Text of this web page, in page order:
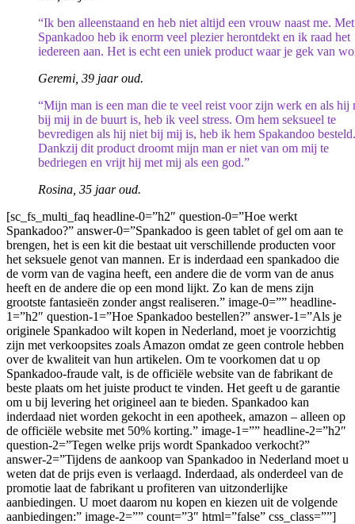
“Ik ben alleenstaand en heb niet altijd een vrouw naast me. Met
Spankadoo heb ik enorm veel plezier herontdekt en ik raad het
iedereen aan. Het is echt een uniek product waar je gek van
Geremi, 39 jaar oud.
“Mijn man is een man die te veel reist voor zijn werk en als hij
bij mij in de buurt is, heb ik veel stress. Om hem seksueel te
bevredigen als hij niet bij mij is, heb ik hem Spakandoo besteld.
Dankzij dit product droomt mijn man er niet van om mij te
bedriegen en vrijt hij met mij als een god.”
Rosina, 35 jaar oud.
[sc_fs_multi_faq headline-0=”h2″ question-0=”Hoe werkt
Spankadoo?” answer-0=”Spankadoo is geen tablet of gel om aan te
brengen, het is een kit die bestaat uit verschillende producten voor
het seksuele genot van mannen. Er is inderdaad een spankadoo die
de vorm van de vagina heeft, een andere die de vorm van de anus
heeft en de andere die op een mond lijkt. Zo kan de mens zijn
grootste fantasieën zonder angst realiseren.” image-0=”” headline-
1=”h2″ question-1=”Hoe Spankadoo bestellen?” answer-1=”Als je
originele Spankadoo wilt kopen in Nederland, moet je voorzichtig
zijn met verkoopsites zoals Amazon omdat ze geen controle hebben
over de kwaliteit van hun artikelen. Om te voorkomen dat u op
Spankadoo-fraude valt, is de officiële website van de fabrikant de
beste plaats om het juiste product te vinden. Het geeft u de garantie
om u bij levering het origineel aan te bieden. Spankadoo kan
inderdaad niet worden gekocht in een apotheek, amazon – alleen op
de officiële website met 50% korting.” image-1=”” headline-2=”h2″
question-2=”Tegen welke prijs wordt Spankadoo verkocht?”
answer-2=”Tijdens de aankoop van Spankadoo in Nederland moet u
weten dat de prijs even is verlaagd. Inderdaad, als onderdeel van de
promotie laat de fabrikant u profiteren van uitzonderlijke
aanbiedingen. U moet daarom nu kopen en kiezen uit de volgende
aanbiedingen:” image-2=”” count=”3″ html=”false” css_class=””]